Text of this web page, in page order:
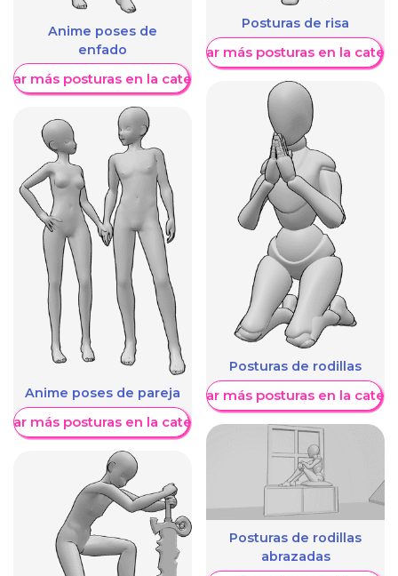
Anime poses de
enfado
más posturas en la categoría
Anime poses de pareja
más posturas en la categoría
Posturas de risa
Mostrar más posturas en la
Posturas de rodillas
Mostrar más posturas en la
Posturas de rodillas
abrazadas